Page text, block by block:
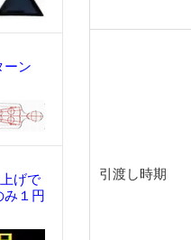
ーン
げで
み１円
引渡し時期